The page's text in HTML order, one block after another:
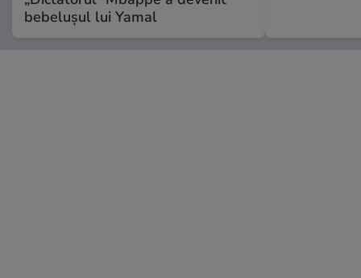
bebelușul lui Yamal